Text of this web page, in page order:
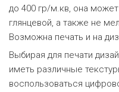
до 400 гр/м.кв, она
глянцевой, а также не
Возможна печать и на
Выбирая для печати
иметь различные
воспользоваться